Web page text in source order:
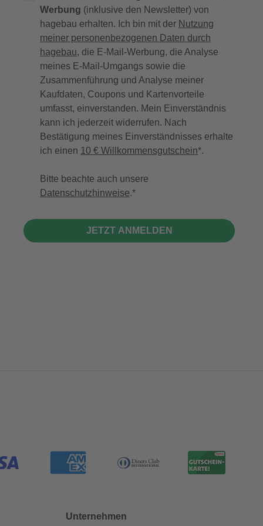
Werbung (inklusive den Newsletter) von
hagebau erhalten. Ich bin mit der Nutzung
meiner personenbezogenen Daten durch
hagebau, die E-Mail-Werbung, die Analyse
meines E-Mail-Umgangs sowie die
Zusammenführung und Analyse meiner
Kaufdaten, Coupons und Kartenvorteile
umfasst, einverstanden. Mein Einverständnis
kann ich jederzeit widerrufen. Nach
Bestätigung meines Einverständnisses erhalte
ich einen 10 € Willkommensgutschein*.
Bitte beachte auch unsere
Datenschutzhinweise.
JETZT ANMELDEN
Unternehmen